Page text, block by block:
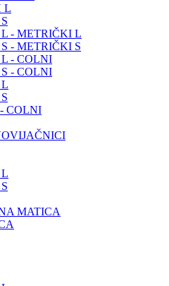
L
- METRIČKI L
- METRIČKI S
- COLNI
- COLNI
COLNI
MATICA